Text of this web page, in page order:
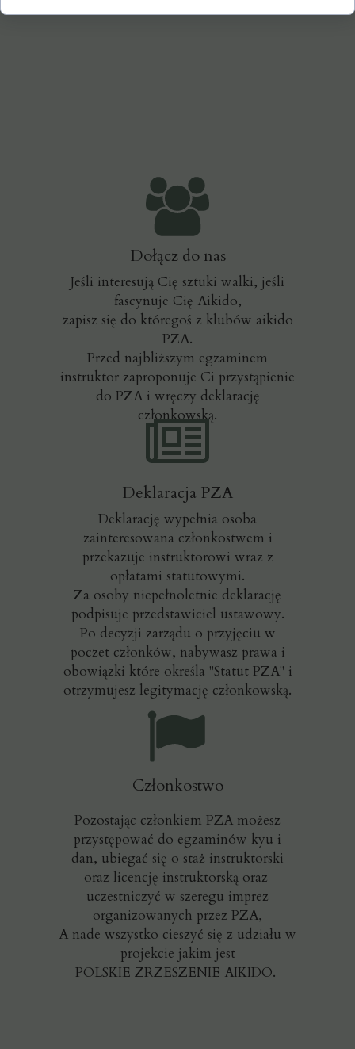
Członkostwo
Deklaracja PZA
Pozostając członkiem PZA możesz
przystępować do egzaminów kyu i
dan, ubiegać się o staż instruktorski
oraz licencję instruktorską oraz
uczestniczyć w szeregu imprez
organizowanych przez PZA,
A nade wszystko cieszyć się z udziału w
projekcie jakim jest
POLSKIE ZRZESZENIE AIKIDO.
Deklarację wypełnia osoba
zainteresowana członkostwem i
przekazuje instruktorowi wraz z
opłatami statutowymi.
Za osoby niepełnoletnie deklarację
podpisuje przedstawiciel ustawowy.
Po decyzji zarządu o przyjęciu w
poczet członków, nabywasz prawa i
obowiązki które określa "Statut PZA" i
otrzymujesz legitymację członkowską.
Dołącz do nas
Jeśli interesują Cię sztuki walki, jeśli
fascynuje Cię Aikido,
zapisz się do któregoś z klubów aikido
PZA.
Przed najbliższym egzaminem
instruktor zaproponuje Ci przystąpienie
do PZA i wręczy deklarację
członkowską.